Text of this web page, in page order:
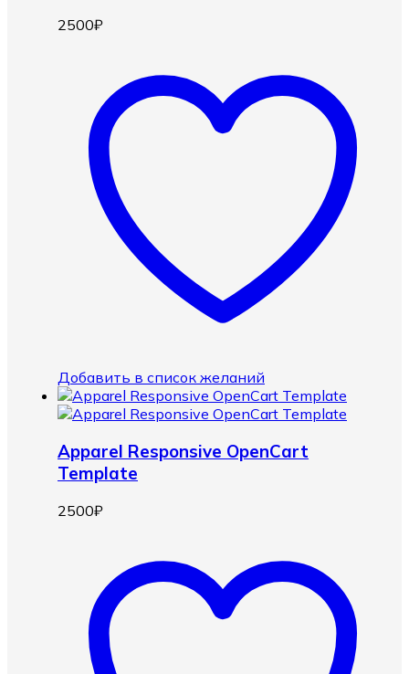
2500₽
Добавить в список желаний
Apparel Responsive OpenCart
Template
2500₽